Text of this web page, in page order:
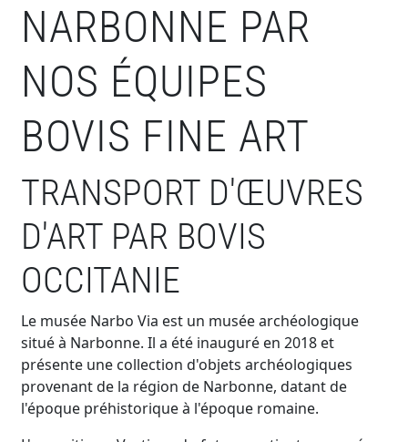
NARBONNE PAR
NOS ÉQUIPES
BOVIS FINE ART
TRANSPORT D'ŒUVRES
D'ART PAR BOVIS
OCCITANIE
Le musée Narbo Via est un musée archéologique
situé à Narbonne. Il a été inauguré en 2018 et
présente une collection d'objets archéologiques
provenant de la région de Narbonne, datant de
l'époque préhistorique à l'époque romaine.